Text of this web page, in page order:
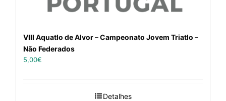
VIII Aquatlo de Alvor – Campeonato Jovem Triatlo –
Não Federados
5,00€
Detalhes